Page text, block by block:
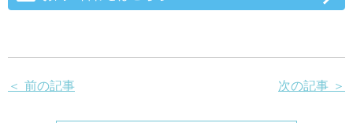
＜ 前の記事 次の記事 ＞